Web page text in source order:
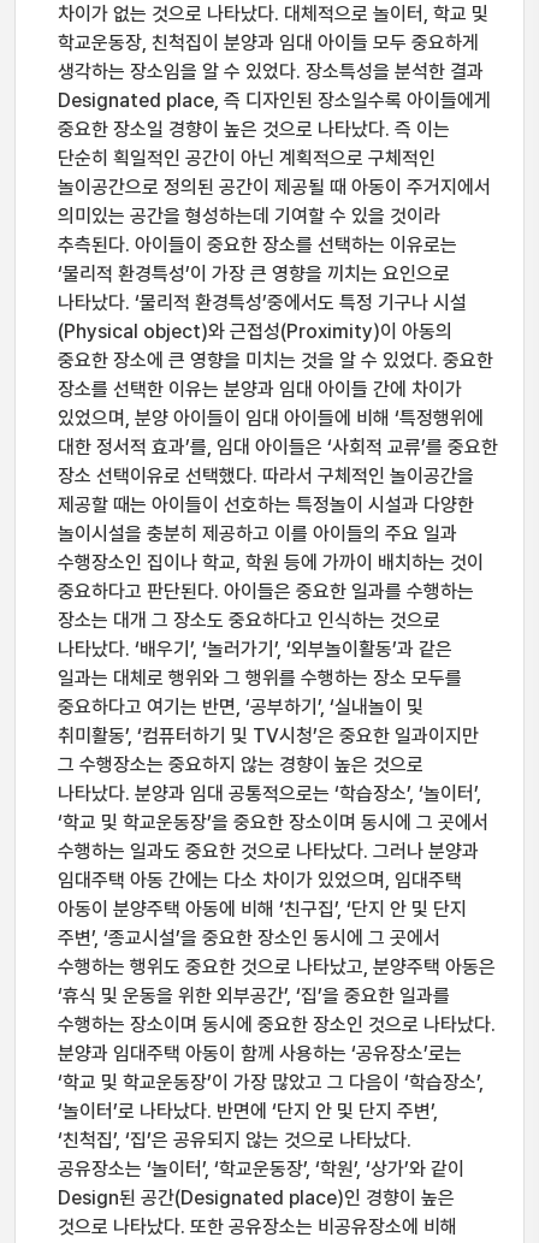
차이가 없는 것으로 나타났다. 대체적으로 놀이터, 학교 및
학교운동장, 친척집이 분양과 임대 아이들 모두 중요하게
생각하는 장소임을 알 수 있었다. 장소특성을 분석한 결과
Designated place, 즉 디자인된 장소일수록 아이들에게
중요한 장소일 경향이 높은 것으로 나타났다. 즉 이는
단순히 획일적인 공간이 아닌 계획적으로 구체적인
놀이공간으로 정의된 공간이 제공될 때 아동이 주거지에서
의미있는 공간을 형성하는데 기여할 수 있을 것이라
추측된다. 아이들이 중요한 장소를 선택하는 이유로는
‘물리적 환경특성’이 가장 큰 영향을 끼치는 요인으로
나타났다. ‘물리적 환경특성’중에서도 특정 기구나 시설
(Physical object)와 근접성(Proximity)이 아동의
중요한 장소에 큰 영향을 미치는 것을 알 수 있었다. 중요한
장소를 선택한 이유는 분양과 임대 아이들 간에 차이가
있었으며, 분양 아이들이 임대 아이들에 비해 ‘특정행위에
대한 정서적 효과’를, 임대 아이들은 ‘사회적 교류’를 중요한
장소 선택이유로 선택했다. 따라서 구체적인 놀이공간을
제공할 때는 아이들이 선호하는 특정놀이 시설과 다양한
놀이시설을 충분히 제공하고 이를 아이들의 주요 일과
수행장소인 집이나 학교, 학원 등에 가까이 배치하는 것이
중요하다고 판단된다. 아이들은 중요한 일과를 수행하는
장소는 대개 그 장소도 중요하다고 인식하는 것으로
나타났다. ‘배우기’, ‘놀러가기’, ‘외부놀이활동’과 같은
일과는 대체로 행위와 그 행위를 수행하는 장소 모두를
중요하다고 여기는 반면, ‘공부하기’, ‘실내놀이 및
취미활동’, ‘컴퓨터하기 및 TV시청’은 중요한 일과이지만
그 수행장소는 중요하지 않는 경향이 높은 것으로
나타났다. 분양과 임대 공통적으로는 ‘학습장소’, ‘놀이터’,
‘학교 및 학교운동장’을 중요한 장소이며 동시에 그 곳에서
수행하는 일과도 중요한 것으로 나타났다. 그러나 분양과
임대주택 아동 간에는 다소 차이가 있었으며, 임대주택
아동이 분양주택 아동에 비해 ‘친구집’, ‘단지 안 및 단지
주변’, ‘종교시설’을 중요한 장소인 동시에 그 곳에서
수행하는 행위도 중요한 것으로 나타났고, 분양주택 아동은
‘휴식 및 운동을 위한 외부공간’, ‘집’을 중요한 일과를
수행하는 장소이며 동시에 중요한 장소인 것으로 나타났다.
분양과 임대주택 아동이 함께 사용하는 ‘공유장소’로는
‘학교 및 학교운동장’이 가장 많았고 그 다음이 ‘학습장소’,
‘놀이터’로 나타났다. 반면에 ‘단지 안 및 단지 주변’,
‘친척집’, ‘집’은 공유되지 않는 것으로 나타났다.
공유장소는 ‘놀이터’, ‘학교운동장’, ‘학원’, ‘상가’와 같이
Design된 공간(Designated place)인 경향이 높은
것으로 나타났다. 또한 공유장소는 비공유장소에 비해